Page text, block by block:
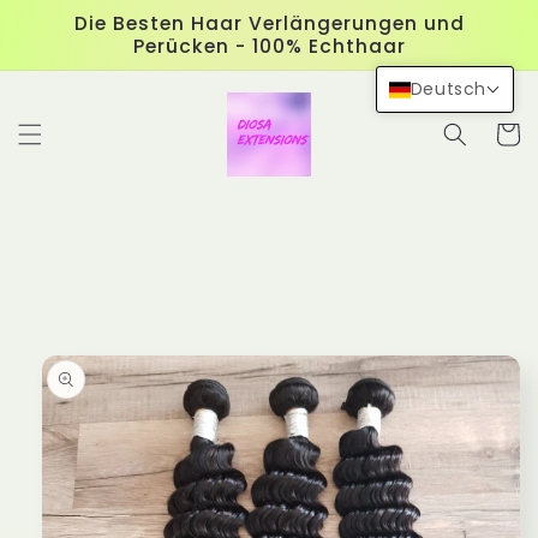
zumDie Besten Haar Verlängerungen und
Perücken - 100% Echthaar
Deutsch